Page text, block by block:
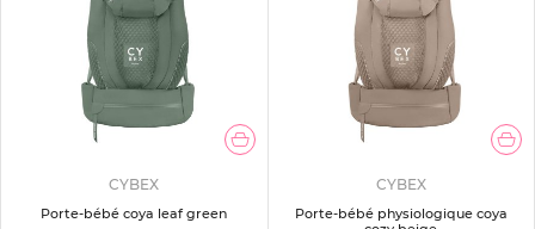
CYBEX
Porte-bébé coya leaf green
CYBEX
Porte-bébé physiologique coya